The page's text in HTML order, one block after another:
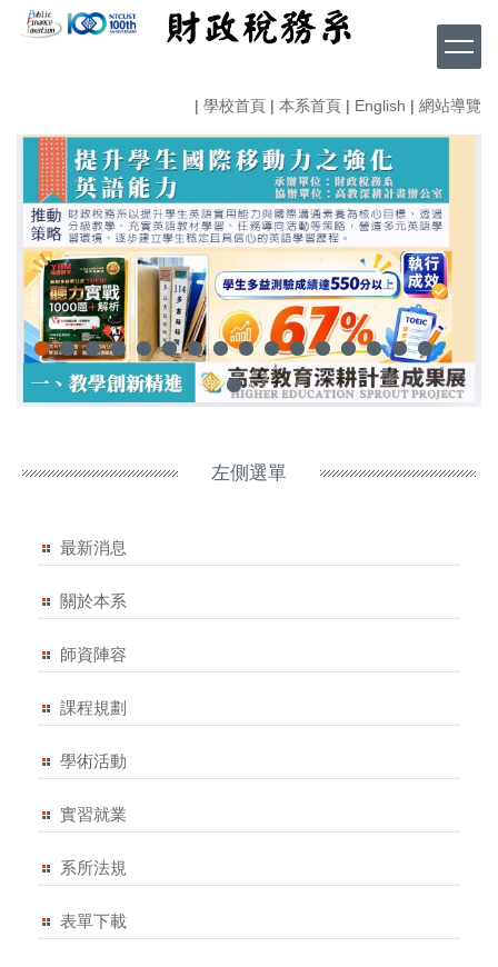
到
容
| 學校首頁 | 本系首頁 | English | 網站導覽
左側選單
最新消息
關於本系
師資陣容
課程規劃
學術活動
實習就業
系所法規
表單下載